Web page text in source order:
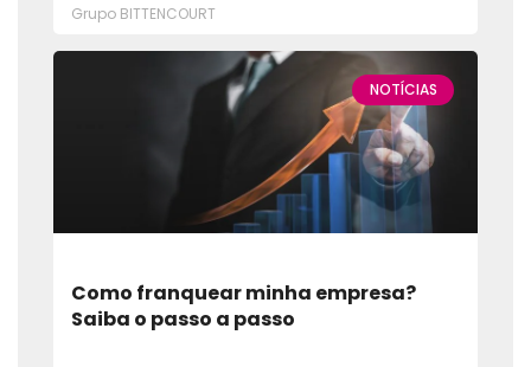
Grupo BITTENCOURT
NOTÍCIAS
Como franquear minha empresa?
Saiba o passo a passo